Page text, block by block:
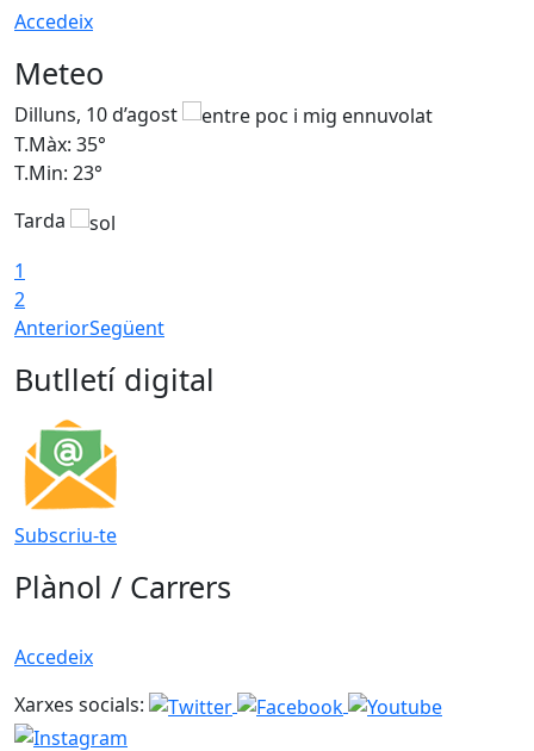
Accedeix
Meteo
Dilluns, 10 d’agost
T.Màx: 35°
T.Min: 23°
Tarda
1
2
AnteriorSegüent
Butlletí digital
Subscriu-te
Plànol / Carrers
Accedeix
Xarxes socials: